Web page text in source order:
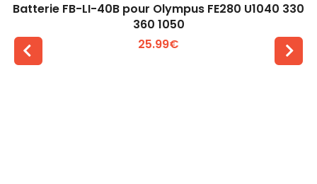
Batterie FB-LI-40B pour Olympus FE280 U1040 330
360 1050
25.99€